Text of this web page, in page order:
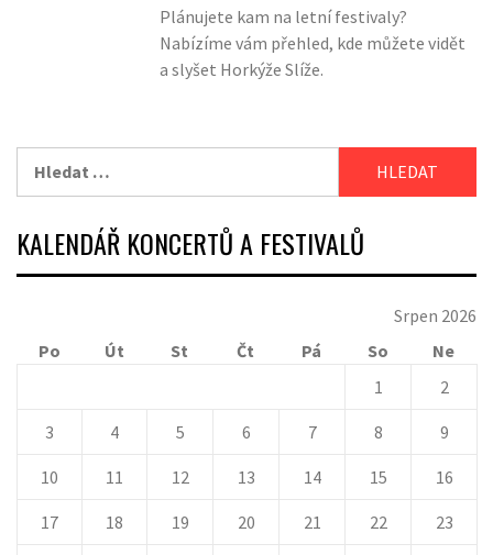
Plánujete kam na letní festivaly?
Nabízíme vám přehled, kde můžete vidět
a slyšet Horkýže Slíže.
KALENDÁŘ KONCERTŮ A FESTIVALŮ
Srpen 2026
Po
Út St Čt Pá So
Ne
1
2
3 4 5 6 7 8 9
10 11 12 13 14 15 16
17 18 19 20 21 22 23